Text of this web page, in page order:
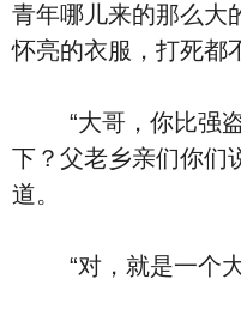
青年哪儿来的那么大
怀亮的衣服，打死都
“大哥，你比强盗
下？父老乡亲们你们
道。
“对，就是一个大